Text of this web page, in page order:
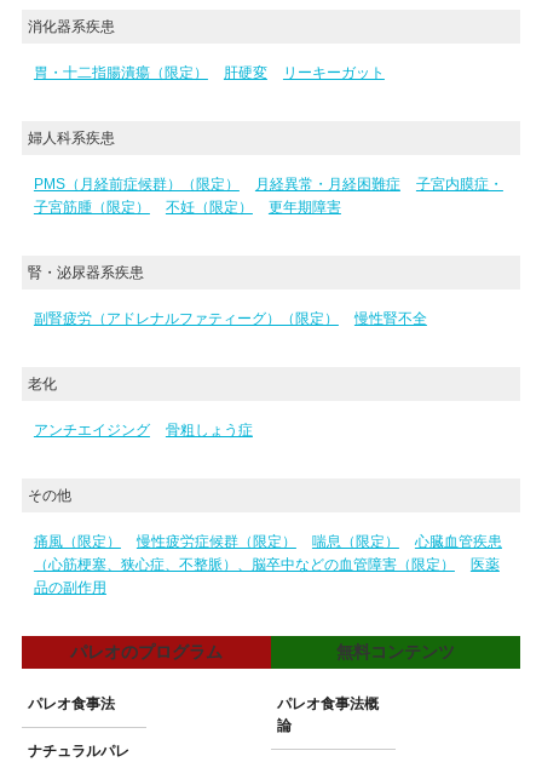
消化器系疾患
胃・十二指腸潰瘍（限定） 肝硬変 リーキーガット
婦人科系疾患
PMS（月経前症候群）（限定） 月経異常・月経困難症
子宮内膜症・
子宮筋腫（限定）
不妊（限定） 更年期障害
腎・泌尿器系疾患
副腎疲労（アドレナルファティーグ）（限定） 慢性腎不全
老化
アンチエイジング 骨粗しょう症
その他
痛風（限定） 慢性疲労症候群（限定） 喘息（限定）
心臓血管疾患
（心筋梗塞、狭心症、不整脈）、脳卒中などの血管障害（限定）
医薬
品の副作用
パレオのプログラム
パレオ食事法
ナチュラルパレ
無料コンテンツ
パレオ食事法概
論